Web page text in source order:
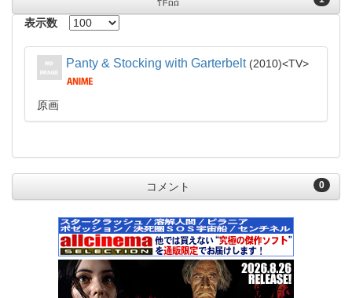
表示数
Panty & Stocking with Garterbelt 2010 TV
原画
0
コメント